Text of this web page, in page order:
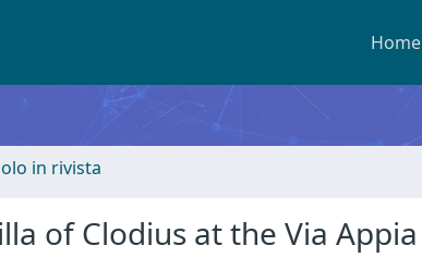
Home
in rivista
of Clodius at the Via Appia